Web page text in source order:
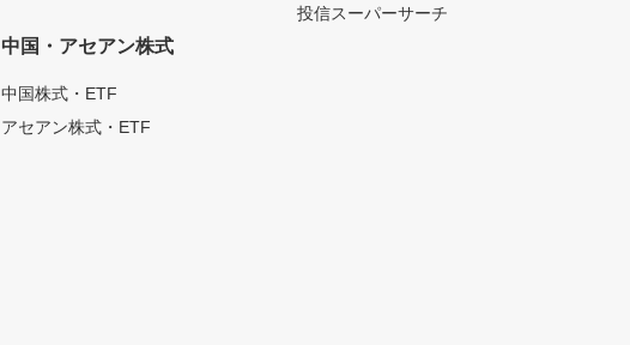
中国・アセアン株式
中国株式・ETF
アセアン株式・ETF
投信スーパーサーチ